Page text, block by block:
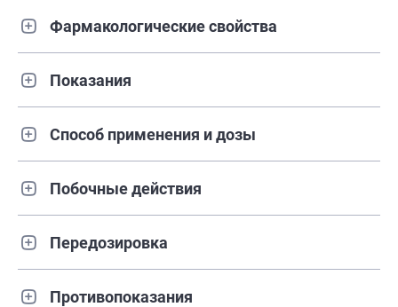
Фармакологические свойства
Показания
Способ применения и дозы
Побочные действия
Передозировка
Противопоказания